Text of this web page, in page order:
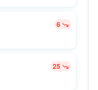
6
25